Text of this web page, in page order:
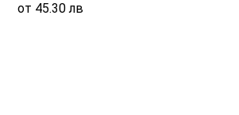
от 45.30лв